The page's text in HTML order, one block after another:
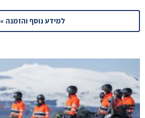
למידע נוסף והזמנה »